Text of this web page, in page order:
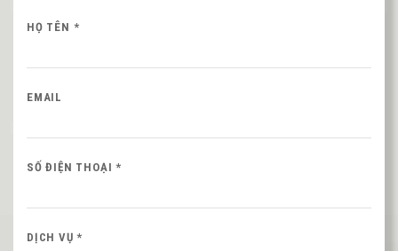
HỌ TÊN *
EMAIL
SỐ ĐIỆN THOẠI *
DỊCH VỤ *
Nội dung